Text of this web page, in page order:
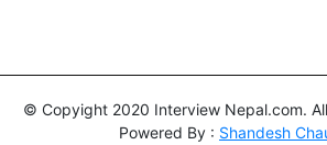
© Copyight 2020 Interview Nepal.com.
Powered By : Shandesh